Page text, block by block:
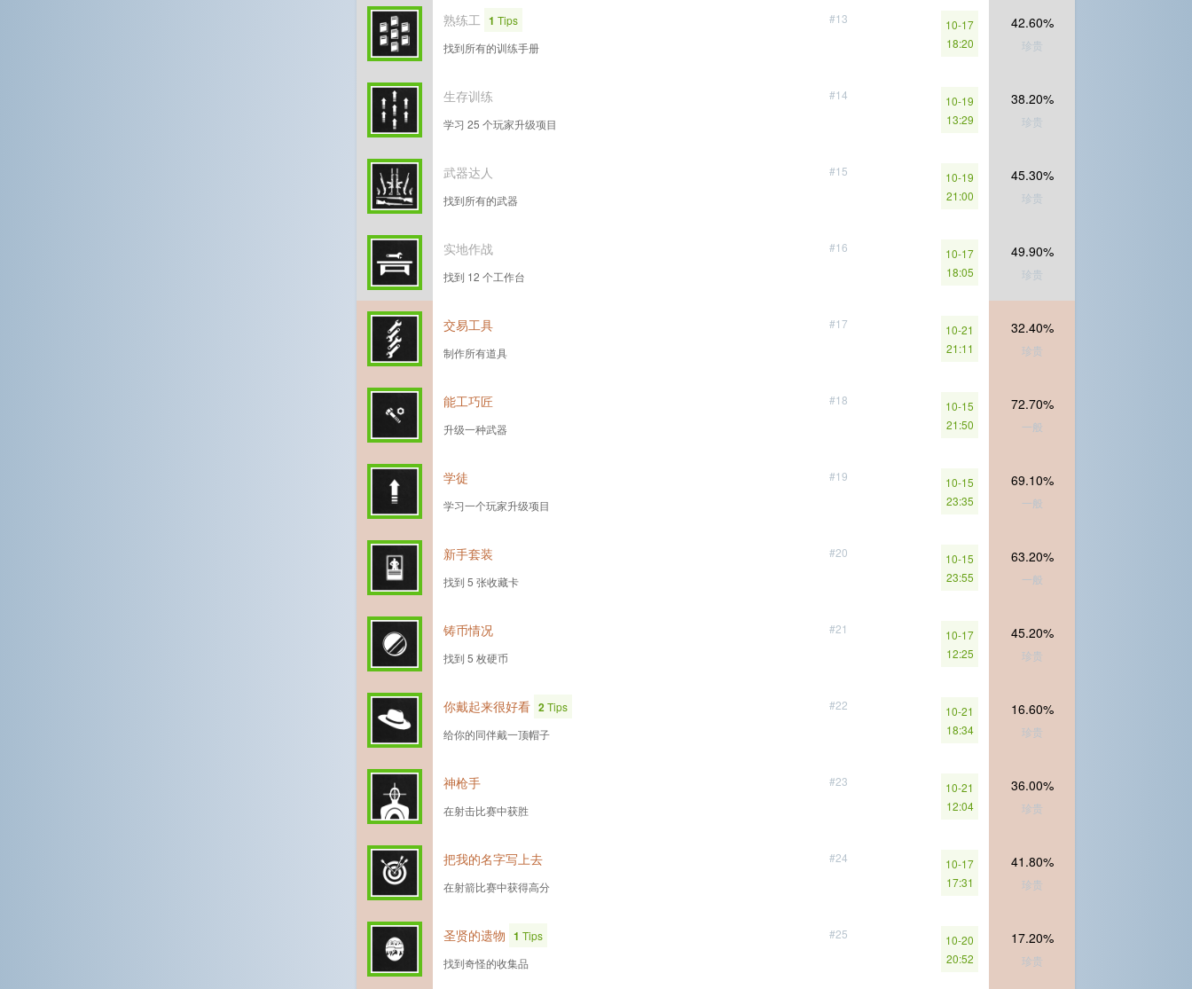
#13
熟练工 1 Tips
找到所有的训练手册
10-17
18:20
42.60%
珍贵
#14
生存训练
学习 25 个玩家升级项目
10-19
13:29
38.20%
珍贵
#15
武器达人
找到所有的武器
10-19
21:00
45.30%
珍贵
#16
实地作战
找到 12 个工作台
10-17
18:05
49.90%
珍贵
#17
交易工具
制作所有道具
10-21
21:11
32.40%
珍贵
#18
能工巧匠
升级一种武器
10-15
21:50
72.70%
一般
#19
学徒
学习一个玩家升级项目
10-15
23:35
69.10%
一般
#20
新手套装
找到 5 张收藏卡
10-15
23:55
63.20%
一般
#21
铸币情况
找到 5 枚硬币
10-17
12:25
45.20%
珍贵
#22
你戴起来很好看 2Tips
给你的同伴戴一顶帽子
10-21
18:34
16.60%
珍贵
#23
神枪手
在射击比赛中获胜
10-21
12:04
36.00%
珍贵
#24
把我的名字写上去
在射箭比赛中获得高分
10-17
17:31
41.80%
珍贵
#25
圣贤的遗物 1 Tips
找到奇怪的收集品
10-20
20:52
17.20%
珍贵